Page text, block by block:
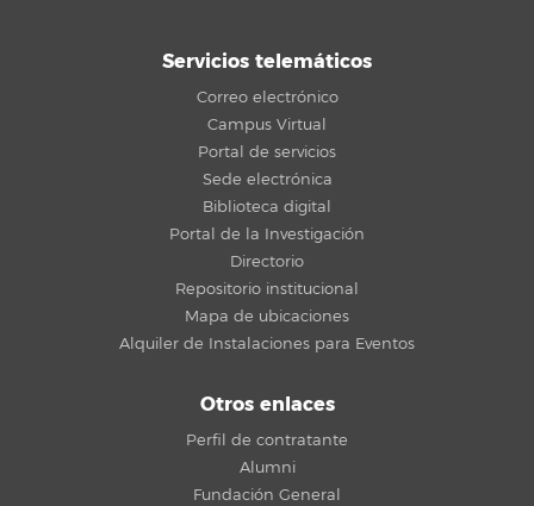
Servicios telemáticos
Correo electrónico
Campus Virtual
Portal de servicios
Sede electrónica
Biblioteca digital
Portal de la Investigación
Directorio
Repositorio institucional
Mapa de ubicaciones
Alquiler de Instalaciones para Eventos
Otros enlaces
Perfil de contratante
Alumni
Fundación General